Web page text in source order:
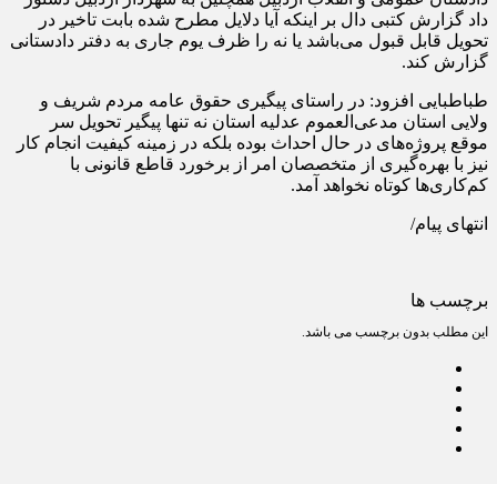
داد گزارش کتبی دال بر اینکه آیا دلایل مطرح شده بابت تاخیر در
تحویل قابل قبول می‌باشد یا نه را ظرف یوم جاری به دفتر دادستانی
گزارش کند.
طباطبایی افزود: در راستای پیگیری حقوق عامه مردم شریف و
ولایی استان مدعی‌العموم عدلیه استان نه تنها پیگیر تحویل سر
موقع پروژه‌های در حال احداث بوده بلکه در زمینه کیفیت انجام کار
نیز با بهره‌گیری از متخصصان امر از برخورد قاطع قانونی با
کم‌کاری‌ها کوتاه نخواهد آمد.
انتهای پیام/
برچسب ها
این مطلب بدون برچسب می باشد.